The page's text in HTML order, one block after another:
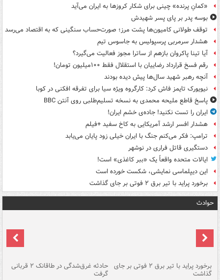
«کمانِ پرنده» چینی برای شکار کروزها به ایران می‌آید
بوسه‌ پدر بر پای پسر شهیدش
توقف طولانی کامیون‌ها پشت مرز؛ صورت‌حساب سنگینی که به اقتصاد می‌رسد
هشدار سرمربی پرسپولیس به جاسوس تیم
آیا تینا پاکروان بازهم از ساترا مجوز فعالیت می‌گیرد؟
رقم فسخ قرارداد رضاییان با استقلال فقط ۱۰۰میلیون تومان!
آنچه رهبر شهید سال‌ها پیش دیده بودند
نیویورک تایمز فاش کرد: کارگروه ویژه سیا برای تفرقه افکنی در کوبا
پاسخ قاطع ملیحه محمدی به نسخه تسلیم‌طلبی روی آنتن BBC
ایران را تست نکنید! جاده‌ی خشم ایران!
هشدار افسر ارشد آمریکایی به کاخ سفید +فیلم
ترامپ: فکر می‌کنم جنگ با ایران خیلی زود پایان می‌یابد
دستگیری قاتل فراری در نوشهر
ایالات متحده واقعاً یک «ببر کاغذی» است!
این دیپلماسی نمایشی، شکست خورده است
برخورد پراید با تیر برق ۲ فوتی بر جای گذاشت
حوادث
برخورد پراید با تیر برق ۲ فوتی بر جای
گذاشت
حادثه غرق‌شدگی در طاقانک ۲ قربانی
گرفت